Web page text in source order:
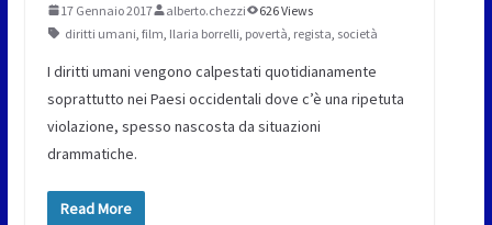
17 Gennaio 2017 alberto.chezzi
626 Views
diritti umani film Ilaria borrelli povertà regista società
I diritti umani vengono calpestati quotidianamente
soprattutto nei Paesi occidentali dove c’è una ripetuta
violazione, spesso nascosta da situazioni
drammatiche.
Read More